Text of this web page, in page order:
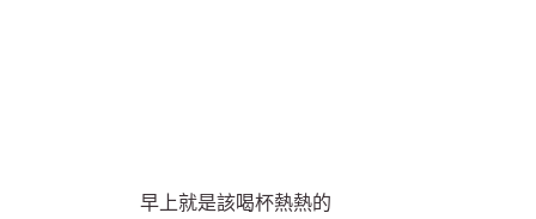
早上就是該喝杯熱熱的